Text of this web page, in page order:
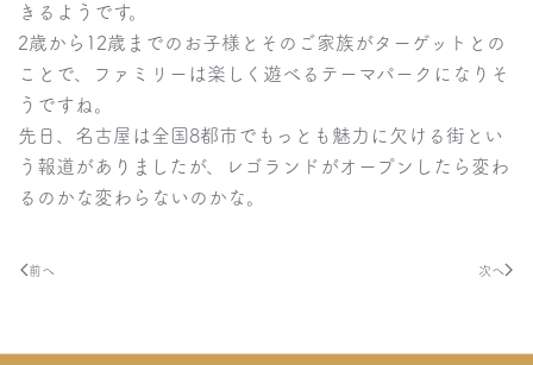
きるようです。
2歳から12歳までのお子様とそのご家族がターゲットとの
ことで、ファミリーは楽しく遊べるテーマパークになりそ
うですね。
先日、名古屋は全国8都市でもっとも魅力に欠ける街とい
う報道がありましたが、レゴランドがオープンしたら変わ
るのかな変わらないのかな。
前へ 次へ